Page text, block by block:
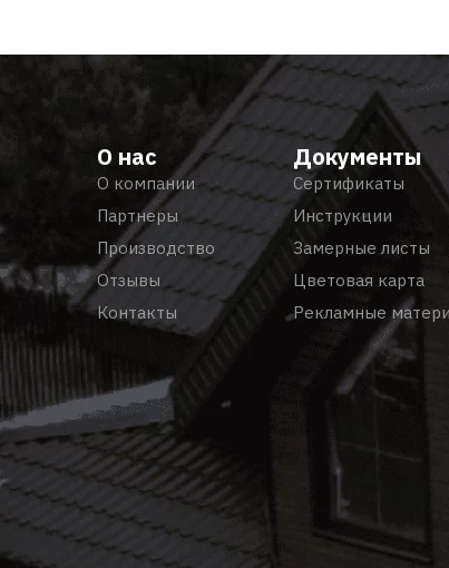
О нас
О компании
Партнеры
Производство
Отзывы
Контакты
Документы
Сертификаты
Инструкции
Замерные листы
Цветовая карта
Рекламные